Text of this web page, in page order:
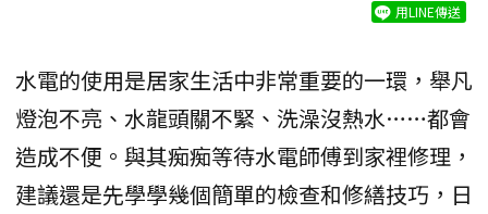
用LINE傳送
水電的使用是居家生活中非常重要的一環，舉凡
燈泡不亮、水龍頭關不緊、洗澡沒熱水……都會
造成不便。與其痴痴等待水電師傅到家裡修理，
建議還是先學學幾個簡單的檢查和修繕技巧，日